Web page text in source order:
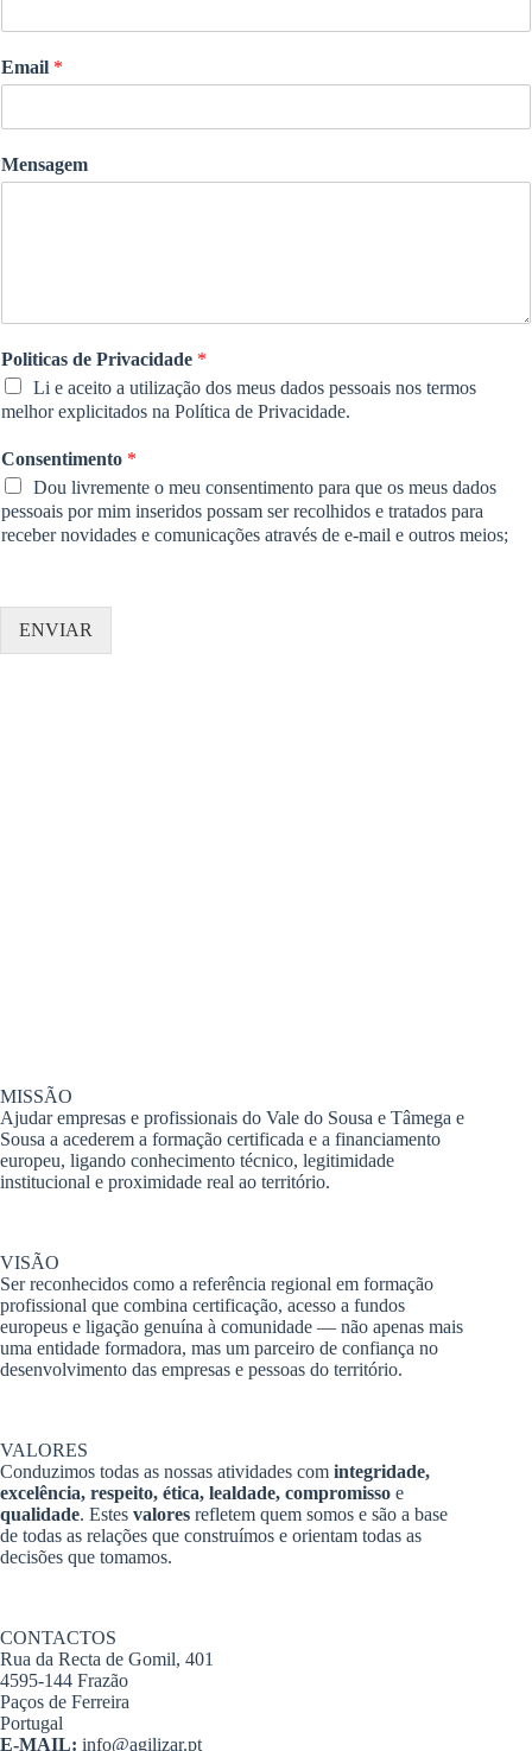
Email *
Mensagem
Politicas de Privacidade *
Li e aceito a utilização dos meus dados pessoais nos termos
melhor explicitados na Política de Privacidade.
Consentimento *
Dou livremente o meu consentimento para que os meus dados
pessoais por mim inseridos possam ser recolhidos e tratados para
receber novidades e comunicações através de e-mail e outros meios;
ENVIAR
MISSÃO
Ajudar empresas e profissionais do Vale do Sousa e Tâmega e
Sousa a acederem a formação certificada e a financiamento
europeu, ligando conhecimento técnico, legitimidade
institucional e proximidade real ao território.
VISÃO
Ser reconhecidos como a referência regional em formação
profissional que combina certificação, acesso a fundos
europeus e ligação genuína à comunidade — não apenas mais
uma entidade formadora, mas um parceiro de confiança no
desenvolvimento das empresas e pessoas do território.
VALORES
Conduzimos todas as nossas atividades com integridade,
excelência, respeito, ética, lealdade, compromisso e
qualidade. Estes valores refletem quem somos e são a base
de todas as relações que construímos e orientam todas as
decisões que tomamos.
CONTACTOS
Rua da Recta de Gomil, 401
4595-144 Frazão
Paços de Ferreira
Portugal
E-MAIL: info@agilizar.pt